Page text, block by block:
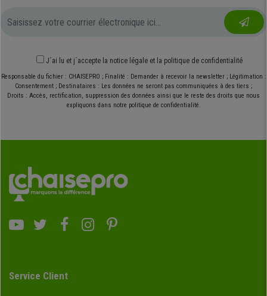
J´ai lu et j´accepte la notice légale et la politique de confidentialité
Responsable du fichier : CHAISEPRO ; Finalité : Demander à recevoir la newsletter ; Légitimation :
Consentement ; Destinataires : Les données ne seront pas communiquées à des tiers ;
Droits : Accès, rectification, suppression des données ainsi que le reste des droits que nous
expliquons dans notre politique de confidentialité.
Service Client